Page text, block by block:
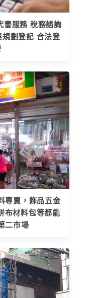
書服務 稅務諮詢
劃登記 合法登
專賣，飾品五金
布材料包等都能
二市場